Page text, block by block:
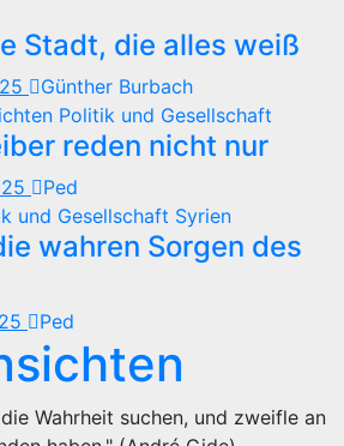
Stadt, die alles weiß
Günther Burbach
Politik und Gesellschaft
reden nicht nur
Ped
und Gesellschaft Syrien
wahren Sorgen des
Ped
Wahrheit suchen, und zweifle an